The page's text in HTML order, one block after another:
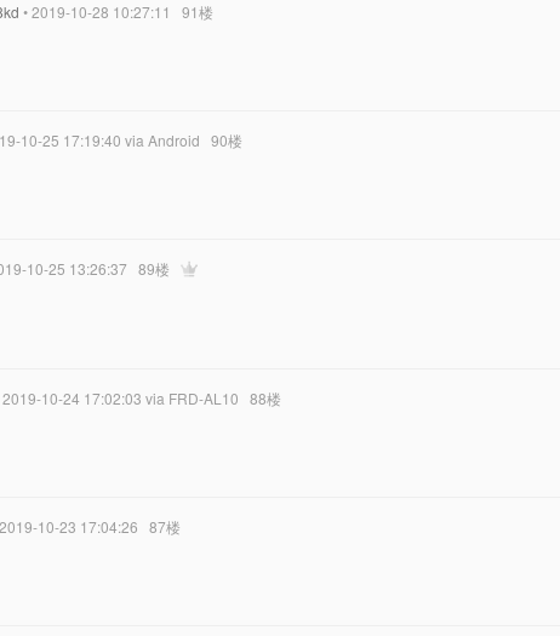
• 2019-10-28 10:27:11 91楼
10-25 17:19:40 via Android 90楼
10-25 13:26:37 89楼
2019-10-24 17:02:03 via FRD-AL10 88楼
10-23 17:04:26 87楼